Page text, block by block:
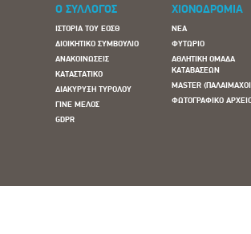
Ο ΣΥΛΛΟΓΟΣ
ΙΣΤΟΡΙΑ ΤΟΥ ΕΟΣΘ
ΔΙΟΙΚΗΤΙΚΟ ΣΥΜΒΟΥΛΙΟ
ΑΝΑΚΟΙΝΩΣΕΙΣ
ΚΑΤΑΣΤΑΤΙΚΟ
ΔΙΑΚΥΡΥΞΗ ΤΥΡΟΛΟΥ
ΓΙΝΕ ΜΕΛΟΣ
GDPR
ΧΙΟΝΟΔΡΟΜΙΑ
ΝΕΑ
ΦΥΤΩΡΙΟ
ΑΘΛΗΤΙΚΗ ΟΜΑΔΑ
ΚΑΤΑΒΑΣΕΩΝ
MASTER
ΦΩΤΟΓΡΑΦΙΚΟ